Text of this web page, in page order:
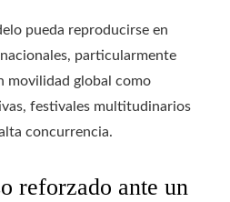
pueda reproducirse en
particularmente
movilidad global como
festivales multitudinarios
concurrencia.
reforzado ante un